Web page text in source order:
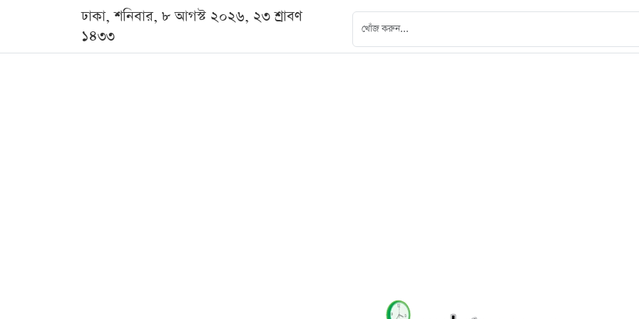
ঢাকা, শনিবার, ৮ আগস্ট ২০২৬, ২৩ শ্রাবণ
১৪৩৩